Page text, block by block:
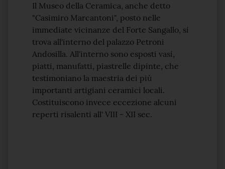
Il Museo della Ceramica, anche detto
"Casimiro Marcantoni", posto nelle
immediate vicinanze del Forte Sangallo, si
trova all'interno del palazzo Petroni
Andosilla. All'interno sono esposti vasi,
piatti, manufatti, piastrelle dipinte, che
testimoniano la maestria dei più
importanti artigiani ceramici locali.
Costituiscono invece eccezione alcuni
reperti risalenti all' VIII - XII sec.